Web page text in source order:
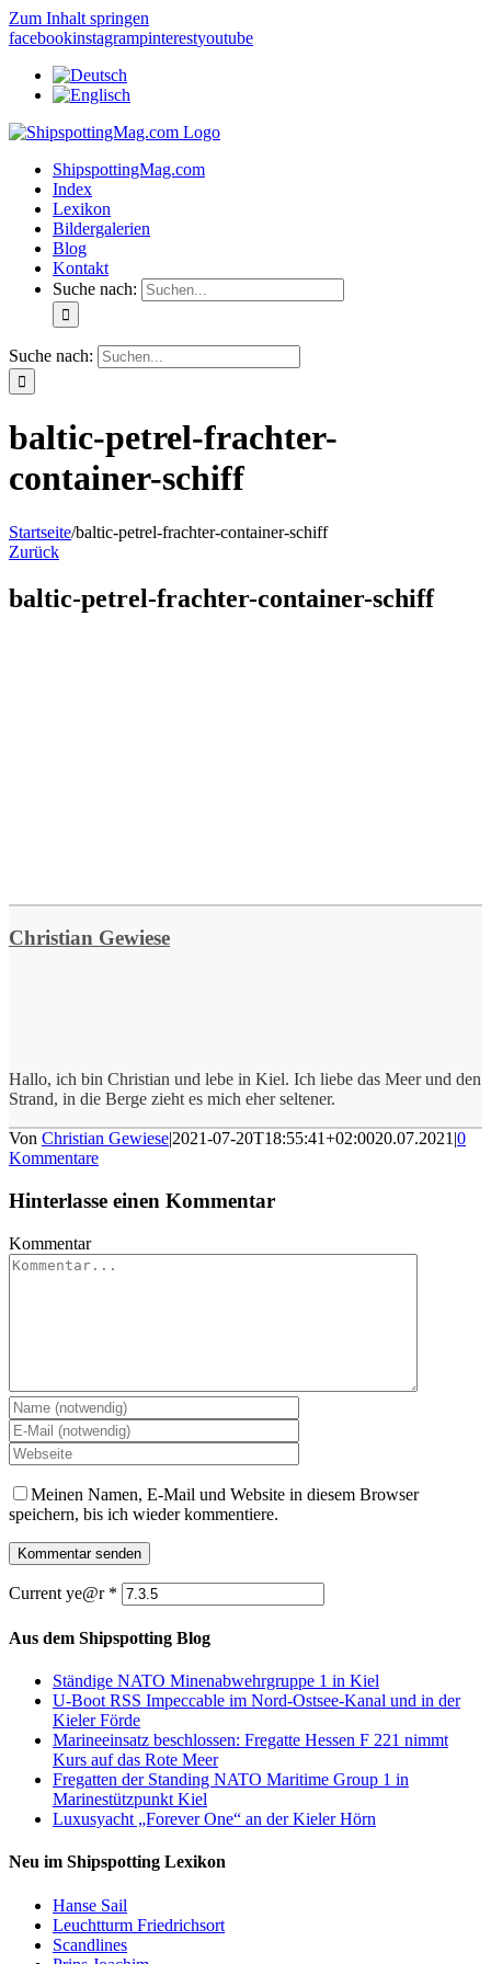
Zum Inhalt springen
facebookinstagrampinterestyoutube
ShipspottingMag.com
Index
Lexikon
Bildergalerien
Blog
Kontakt
Suche nach:
Suche nach:
baltic-petrel-frachter-
container-schiff
Startseite/baltic-petrel-frachter-container-schiff
Zurück
baltic-petrel-frachter-container-schiff
Christian Gewiese
Hallo, ich bin Christian und lebe in Kiel. Ich liebe das Meer und den
Strand, in die Berge zieht es mich eher seltener.
Von Christian Gewiese|2021-07-20T18:55:41+02:0020.07.2021 |0
Kommentare
Hinterlasse einen Kommentar
Kommentar
Meinen Namen, E-Mail und Website in diesem Browser
speichern, bis ich wieder kommentiere.
Current ye@r *
Aus dem Shipspotting Blog
Ständige NATO Minenabwehrgruppe 1 in Kiel
U-Boot RSS Impeccable im Nord-Ostsee-Kanal und in der
Kieler Förde
Marineeinsatz beschlossen: Fregatte Hessen F 221 nimmt
Kurs auf das Rote Meer
Fregatten der Standing NATO Maritime Group 1 in
Marinestützpunkt Kiel
Luxusyacht „Forever One“ an der Kieler Hörn
Neu im Shipspotting Lexikon
Hanse Sail
Leuchtturm Friedrichsort
Scandlines